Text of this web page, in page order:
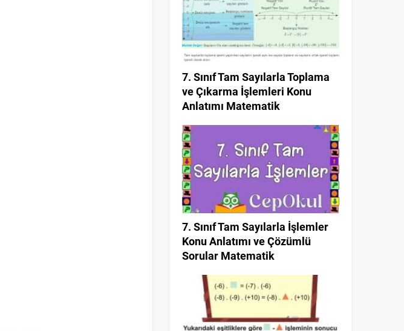
7. Sınıf Tam Sayılarla Toplama
ve Çıkarma İşlemleri Konu
Anlatımı Matematik
7. Sınıf Tam Sayılarla İşlemler
Konu Anlatımı ve Çözümlü
Sorular Matematik